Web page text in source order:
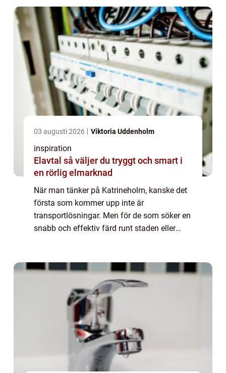
03 augusti 2026 Viktoria Uddenholm
inspiration
Elavtal så väljer du tryggt och smart i
en rörlig elmarknad
När man tänker på Katrineholm, kanske det
första som kommer upp inte är
transportlösningar. Men för de som söker en
snabb och effektiv färd runt staden eller